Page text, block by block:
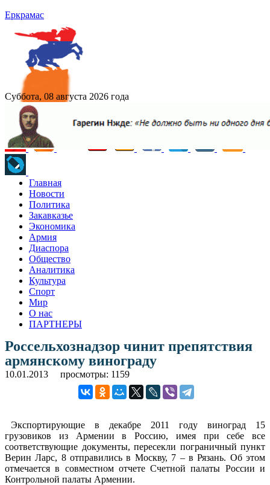
Еркрамас
Суббота, 08 августа 2026 года
Главная
Новости
Политика
Закавказье
Экономика
Армия
Диаспора
Общество
Аналитика
Культура
Спорт
Мир
О нас
ПАРТНЕРЫ
Россельхознадзор чинит препятствия
армянскому винограду
10.01.2013 просмотры: 1159
Экспортирующие в декабре 2011 году виноград 15
грузовиков из Армении в Россию, имея при себе все
соответствующие документы, пересекли пограничный пункт
Верин Ларс, 8 отправились в Москву, 7 – в Рязань. Об этом
отмечается в совместном отчете Счетной палаты России и
Контрольной палаты Армении.